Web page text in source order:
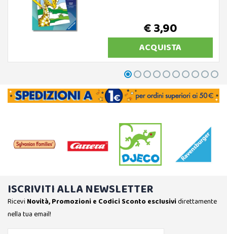
€ 3,90
ACQUISTA
ISCRIVITI ALLA NEWSLETTER
Ricevi Novità, Promozioni e Codici Sconto esclusividirettamente
nella tua email!